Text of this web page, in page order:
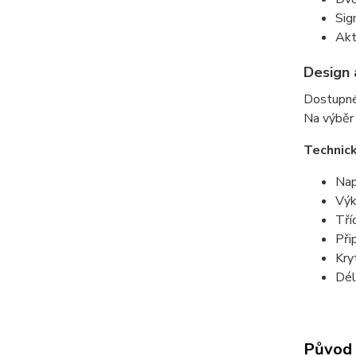
Design
Na